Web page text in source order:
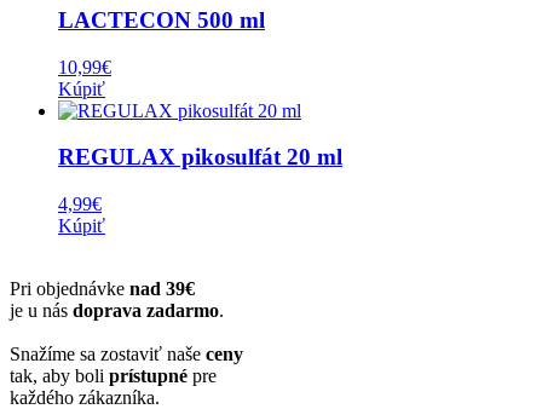
LACTECON 500 ml
10,99€
Kúpiť
REGULAX pikosulfát 20 ml
4,99€
Kúpiť
Pri objednávke nad 39€
je u nás doprava zadarmo.
Snažíme sa zostaviť naše ceny
tak, aby boli prístupné pre
každého zákazníka.